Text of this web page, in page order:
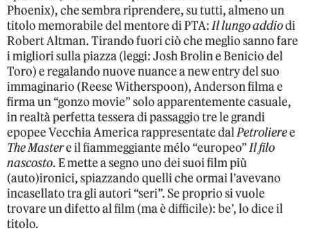
Phoenix), che sembra riprendere, su tutti, almeno un
titolo memorabile del mentore di PTA:Il lungo addiodi
Robert Altman. Tirando fuori ciò che meglio sanno fare
i migliori sulla piazza (leggi: Josh Brolin e Benicio del
Toro) e regalando nuove nuance a new entry del suo
immaginario (Reese Witherspoon), Anderson filma e
firma un “gonzo movie” solo apparentemente casuale,
in realtà perfetta tessera di passaggio tre le grandi
epopee Vecchia America rappresentate dalPetrolieree
The Mastere il fiammeggiante mélo “europeo”Il filo
nascosto. E mette a segno uno dei suoi film più
(auto)ironici, spiazzando quelli che ormai l’avevano
incasellato tra gli autori “seri”. Se proprio si vuole
trovare un difetto al film (ma è difficile): be’, lo dice il
titolo.